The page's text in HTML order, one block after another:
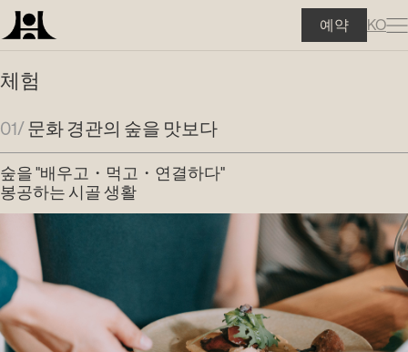
예약 KO
체험
01/문화 경관의 숲을 맛보다
숲을 "배우고・먹고・연결하다"
봉공하는 시골 생활